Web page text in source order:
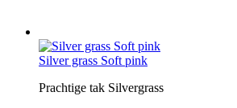
Silver grass Soft pink
Prachtige tak Silvergrass